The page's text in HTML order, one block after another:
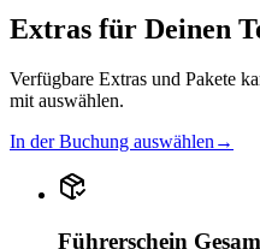
Extras für Deinen
Verfügbare Extras und Pakete
mit auswählen.
In der Buchung auswählen→
Führerschein